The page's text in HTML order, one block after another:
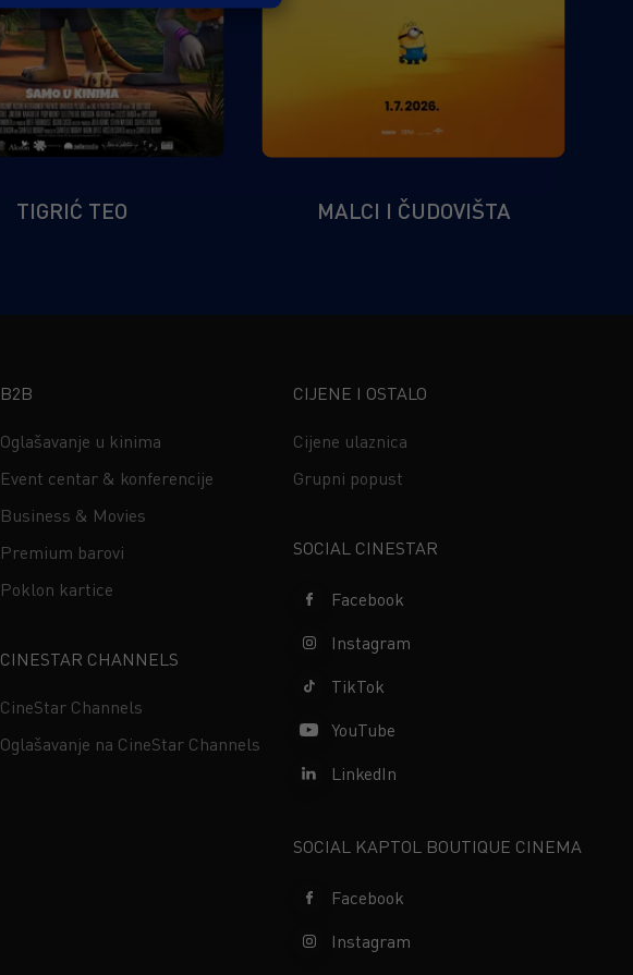
TIGRIĆ TEO MALCI I ČUDOVIŠTA
B2B
Oglašavanje u kinima
Event centar & konferencije
Business & Movies
Premium barovi
Poklon kartice
CINESTAR CHANNELS
CineStar Channels
Oglašavanje na CineStar Channels
CIJENE I OSTALO
Cijene ulaznica
Grupni popust
SOCIAL CINESTAR
Facebook
Instagram
TikTok
YouTube
LinkedIn
SOCIAL KAPTOL BOUTIQUE CINEMA
Facebook
Instagram